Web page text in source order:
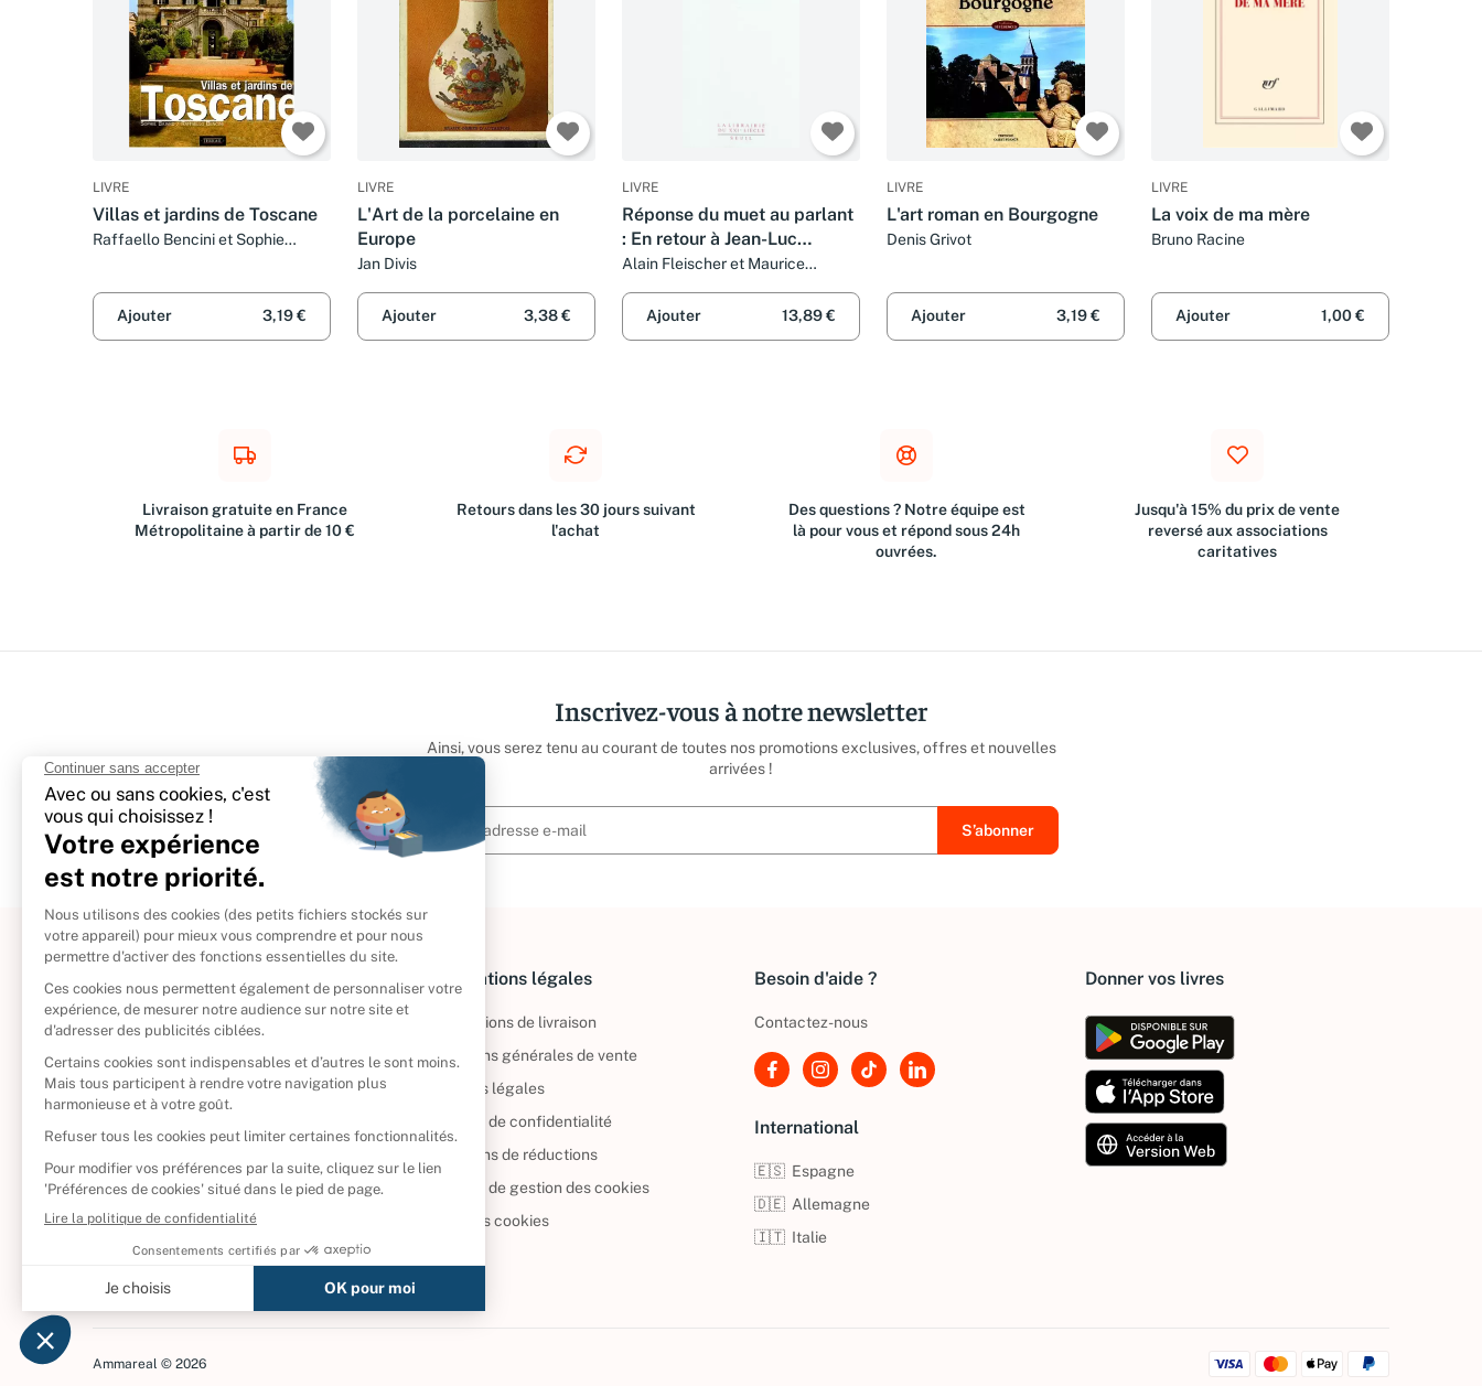
LIVRE
Villas et jardins de Toscane
Raffaello Bencini et Sophie
Ajouter 3,19 €
LIVRE
L'Art de la porcelaine en
Europe
Jan Divis
Ajouter 3,38 €
LIVRE
Réponse du muet au parlant
: En retour à Jean-Luc
Godard
Alain Fleischer et Maurice
Ajouter
13,89 €
LIVRE
L'art roman en Bourgogne
Denis Grivot
Ajouter 3,19 €
LIVRE
La voix de ma mère
Bruno Racine
Ajouter 1,00 €
Livraison gratuite en France
Métropolitaine à partir de 10 €
Retours dans les 30 jours suivant
l'achat
Des questions ? Notre équipe est
là pour vous et répond sous 24h
ouvrées.
Jusqu'à 15% du prix de vente
reversé aux associations
caritatives
Inscrivez-vous à notre newsletter
Ainsi, vous serez tenu au courant de toutes nos promotions exclusives, offres et nouvelles
arrivées !
À propos
Politique de retour
Reprendre vos livres
Qui sommes-nous ?
CD d'occasion
DVD d'occasion
Livres d’occasion
Informations légales
Informations de livraison
Conditions générales de vente
Mentions légales
Politique de confidentialité
Conditions de réductions
Politique de gestion des cookies
Gérer vos cookies
Besoin d'aide ?
Contactez-nous
International
🇪🇸 Espagne
🇩🇪 Allemagne
🇮🇹 Italie
Donner vos livres
Ammareal © 2026